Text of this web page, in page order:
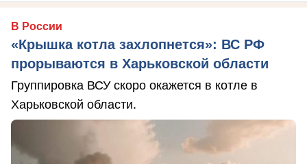
В России
«Крышка котла захлопнется»: ВС РФ
прорываются в Харьковской области
Группировка ВСУ скоро окажется в котле в
Харьковской области.